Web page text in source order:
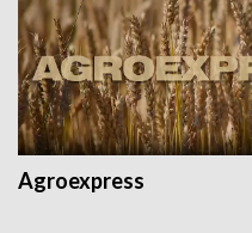
Agroexpress